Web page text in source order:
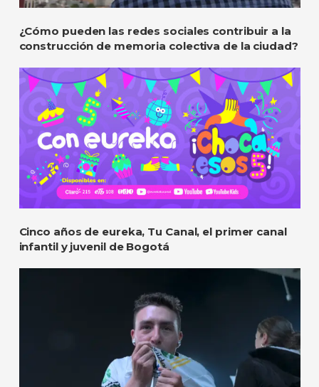
¿Cómo pueden las redes sociales contribuir a la
construcción de memoria colectiva de la ciudad?
Cinco años de eureka, Tu Canal, el primer canal
infantil y juvenil de Bogotá